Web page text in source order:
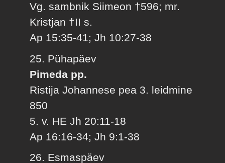
Vg. sambnik Siimeon †596; mr.
Kristjan †II s.
Ap 15:35-41; Jh 10:27-38
25. Pühapäev
Pimeda pp.
Ristija Johannese pea 3. leidmine
850
5. v. HE Jh 20:11-18
Ap 16:16-34; Jh 9:1-38
26. Esmaspäev